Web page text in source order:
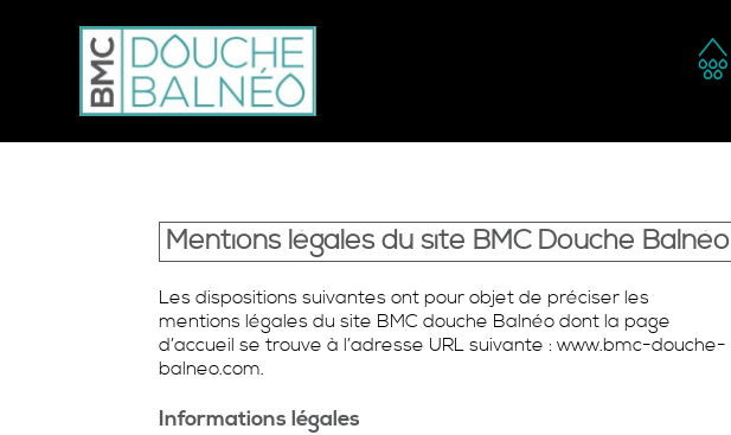
Mentions légales du site BMC Douche Balnéo
Les dispositions suivantes ont pour objet de préciser les
mentions légales du site BMC douche Balnéo dont la page
d’accueil se trouve à l’adresse URL suivante : www.bmc-douche-
balneo.com.
Informations légales